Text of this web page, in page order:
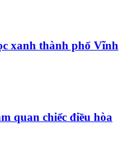
xanh thành phố Vĩnh
quan chiếc điều hòa